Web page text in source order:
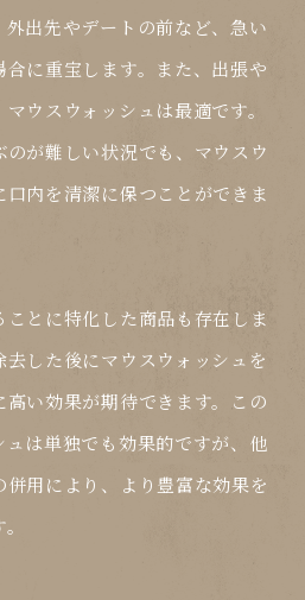
出先やデートの前など、急い
に重宝します。また、出張や
ウスウォッシュは最適です。
が難しい状況でも、マウスウ
内を清潔に保つことができま
とに特化した商品も存在しま
した後にマウスウォッシュを
い効果が期待できます。この
ュは単独でも効果的ですが、他
用により、より豊富な効果を